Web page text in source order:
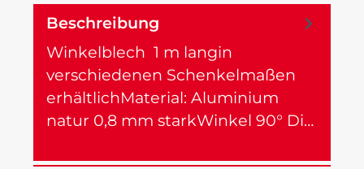
Beschreibung
Winkelblech 1 m langin
verschiedenen Schenkelmaßen
erhältlichMaterial: Aluminium
natur 0,8 mm starkWinkel 90° Di…